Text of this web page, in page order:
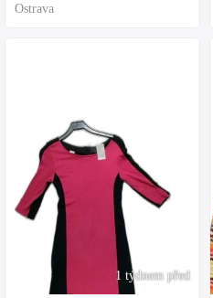
Ostrava
1 týdnem před